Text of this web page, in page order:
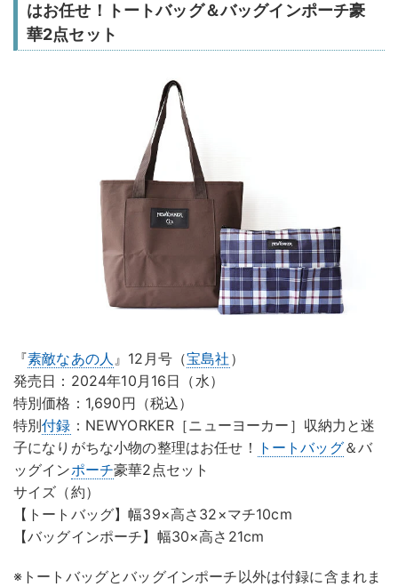
はお任せ！トートバッグ＆バッグインポーチ豪
華2点セット
『素敵なあの人 』12月号（宝島社 ）
発売日：2024年10月16日（水）
特別価格：1,690円（税込）
特別付録 ：NEWYORKER［ニューヨーカー］収納力と迷
子になりがちな小物の整理はお任せ！ トートバッグ＆バ
ッグインポーチ豪華2点セット
サイズ（約）
【トートバッグ】幅39×高さ32×マチ10cm
【バッグインポーチ】幅30×高さ21cm
※トートバッグとバッグインポーチ以外は付録に含まれま